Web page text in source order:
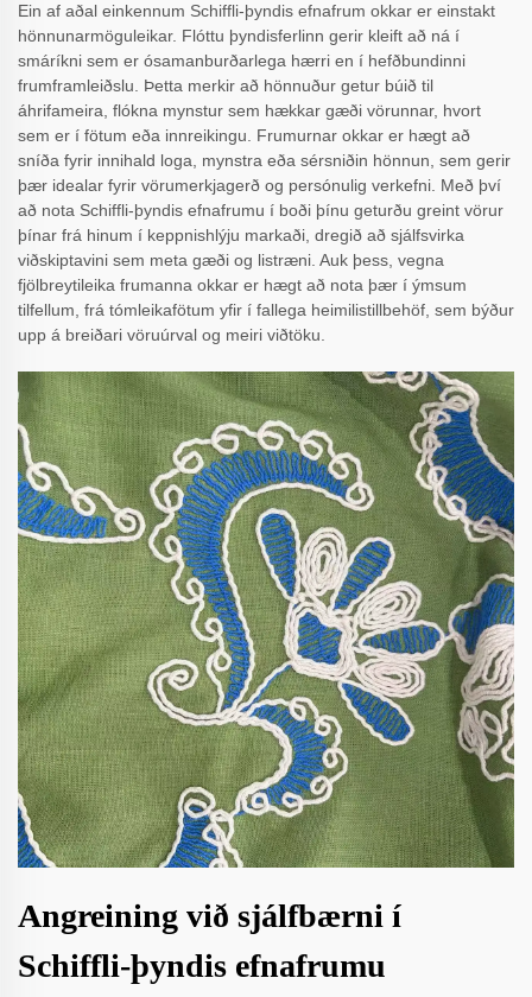
Ein af aðal einkennum Schiffli-þyndis efnafrum okkar er einstakt
hönnunarmöguleikar. Flóttu þyndisferlinn gerir kleift að ná í
smáríkni sem er ósamanburðarlega hærri en í hefðbundinni
frumframleiðslu. Þetta merkir að hönnuður getur búið til
áhrifameira, flókna mynstur sem hækkar gæði vörunnar, hvort
sem er í fötum eða innreikingu. Frumurnar okkar er hægt að
sníða fyrir innihald loga, mynstra eða sérsniðin hönnun, sem gerir
þær idealar fyrir vörumerkjagerð og persónulig verkefni. Með því
að nota Schiffli-þyndis efnafrumu í boði þínu geturðu greint vörur
þínar frá hinum í keppnishlýju markaði, dregið að sjálfsvirka
viðskiptavini sem meta gæði og listræni. Auk þess, vegna
fjölbreytileika frumanna okkar er hægt að nota þær í ýmsum
tilfellum, frá tómleikafötum yfir í fallega heimilistillbehöf, sem býður
upp á breiðari vöruúrval og meiri viðtöku.
Angreining við sjálfbærni í
Schiffli-þyndis efnafrumu